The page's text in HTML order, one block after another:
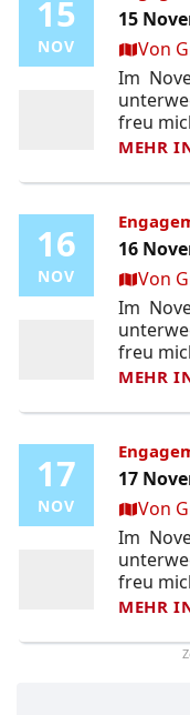
15
NOV
15
NOV
15
Ort:Von
Im
freu
MEHR
16
NOV
16
NOV
16
Ort:Von
Im
freu
MEHR
17
NOV
17
NOV
17
Ort:Von
Im
freu
MEHR